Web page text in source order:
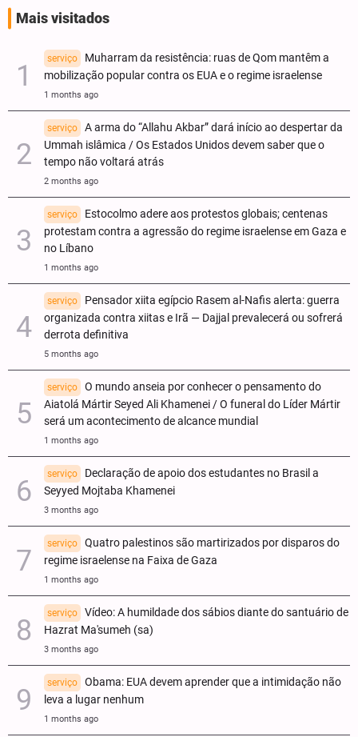
Mais visitados
serviço
Muharram da resistência: ruas de Qom mantêm a
mobilização popular contra os EUA e o regime israelense
1 months ago
serviço
A arma do “Allahu Akbar” dará início ao despertar da
Ummah islâmica / Os Estados Unidos devem saber que o
tempo não voltará atrás
2 months ago
serviço
Estocolmo adere aos protestos globais; centenas
protestam contra a agressão do regime israelense em Gaza e
no Líbano
1 months ago
serviço
Pensador xiita egípcio Rasem al-Nafis alerta: guerra
organizada contra xiitas e Irã — Dajjal prevalecerá ou sofrerá
derrota definitiva
5 months ago
serviço
O mundo anseia por conhecer o pensamento do
Aiatolá Mártir Seyed Ali Khamenei / O funeral do Líder Mártir
será um acontecimento de alcance mundial
1 months ago
serviço
Declaração de apoio dos estudantes no Brasil a
Seyyed Mojtaba Khamenei
3 months ago
serviço
Quatro palestinos são martirizados por disparos do
regime israelense na Faixa de Gaza
1 months ago
serviço
Vídeo: A humildade dos sábios diante do santuário de
Hazrat Ma'sumeh (sa)
3 months ago
serviço
Obama: EUA devem aprender que a intimidação não
leva a lugar nenhum
1 months ago